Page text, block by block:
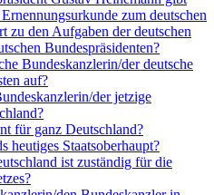
zum deutschen
zu den Aufgaben der deutschen
Bundespräsidenten?
Bundeskanzlerin/der deutsche
auf?
der jetzige
für ganz Deutschland?
heutiges Staatsoberhaupt?
ist zuständig für die